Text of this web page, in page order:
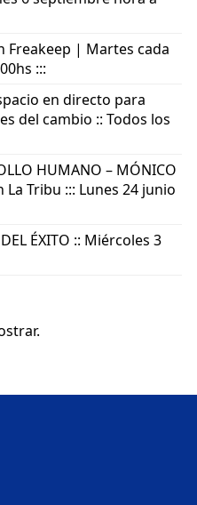
Freakeep | Martes cada
:::
en directo para
del cambio :: Todos los
HUMANO – MÓNICO
La Tribu ::: Lunes 24 junio
ÉXITO :: Miércoles 3